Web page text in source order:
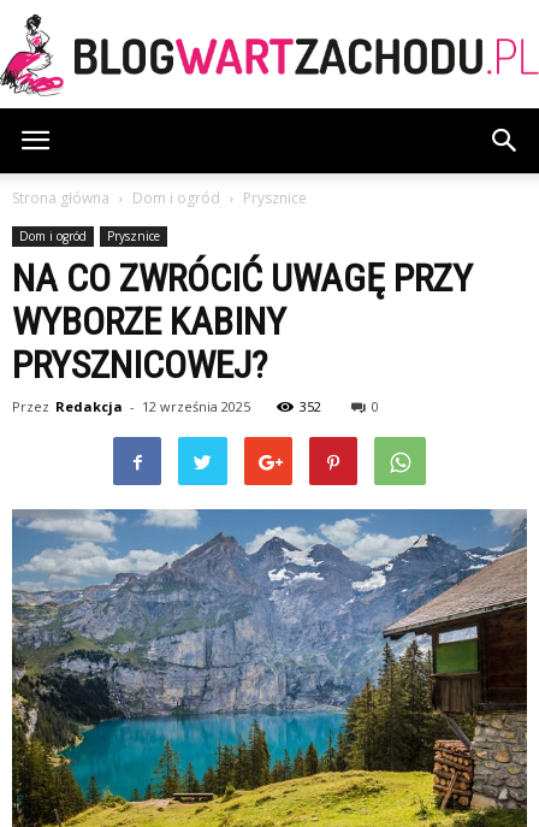
Strona główna Dom i ogród Prysznice
Dom i ogród Prysznice
NA CO ZWRÓCIĆ UWAGĘ PRZY
WYBORZE KABINY
PRYSZNICOWEJ?
Przez Redakcja - 12 września 2025 352 0